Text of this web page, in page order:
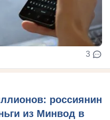
3
россиянин
из Минвод в